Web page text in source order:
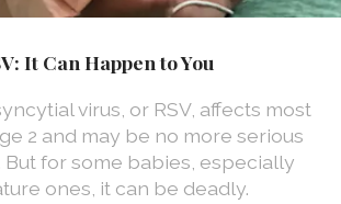
It Can Happen to You
virus, or RSV, affects most
2 and may be no more serious
But for some babies, especially
ones, it can be deadly.